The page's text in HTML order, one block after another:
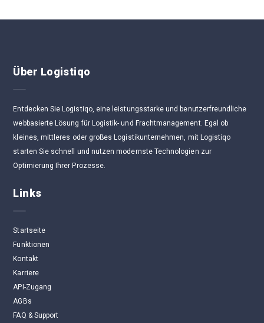
Über Logistiqo
Entdecken Sie Logistiqo, eine leistungsstarke und benutzerfreundliche
webbasierte Lösung für Logistik- und Frachtmanagement. Egal ob
kleines, mittleres oder großes Logistikunternehmen, mit Logistiqo
starten Sie schnell und nutzen modernste Technologien zur
Optimierung Ihrer Prozesse.
Links
Startseite
Funktionen
Kontakt
Karriere
API-Zugang
AGBs
FAQ & Support